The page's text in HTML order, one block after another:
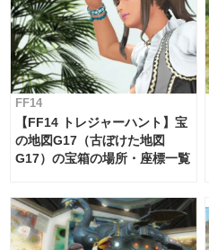
FF14
【FF14 トレジャーハント】宝
の地図G17（古ぼけた地図
G17）の宝箱の場所・座標一覧